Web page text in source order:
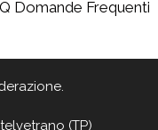
Domande Frequenti
(TP)